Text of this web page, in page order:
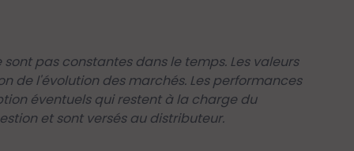
pas constantes dans le temps. Les valeurs
de l'évolution des marchés. Les performances
éventuels qui restent à la charge du
et sont versés au distributeur.